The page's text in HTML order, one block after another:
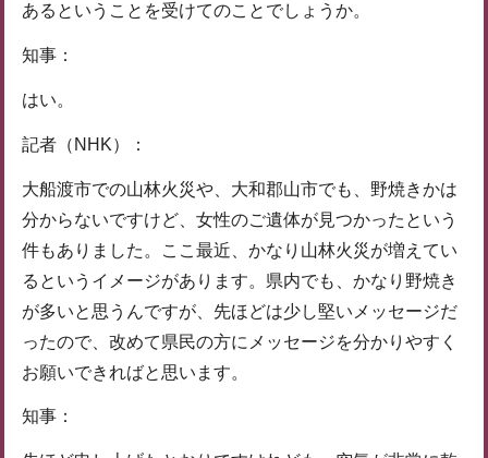
あるということを受けてのことでしょうか。
知事：
はい。
記者（NHK）：
大船渡市での山林火災や、大和郡山市でも、野焼きかは
分からないですけど、女性のご遺体が見つかったという
件もありました。ここ最近、かなり山林火災が増えてい
るというイメージがあります。県内でも、かなり野焼き
が多いと思うんですが、先ほどは少し堅いメッセージだ
ったので、改めて県民の方にメッセージを分かりやすく
お願いできればと思います。
知事：